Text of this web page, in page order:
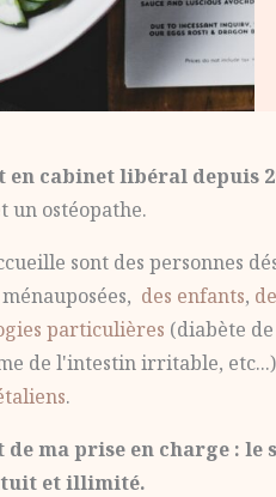
en cabinet libéral depuis
un ostéopathe.
sont des personnes
des enfants,
particulières (diabète
de l'intestin irritable,
.
ma prise en charge : le
et illimité.